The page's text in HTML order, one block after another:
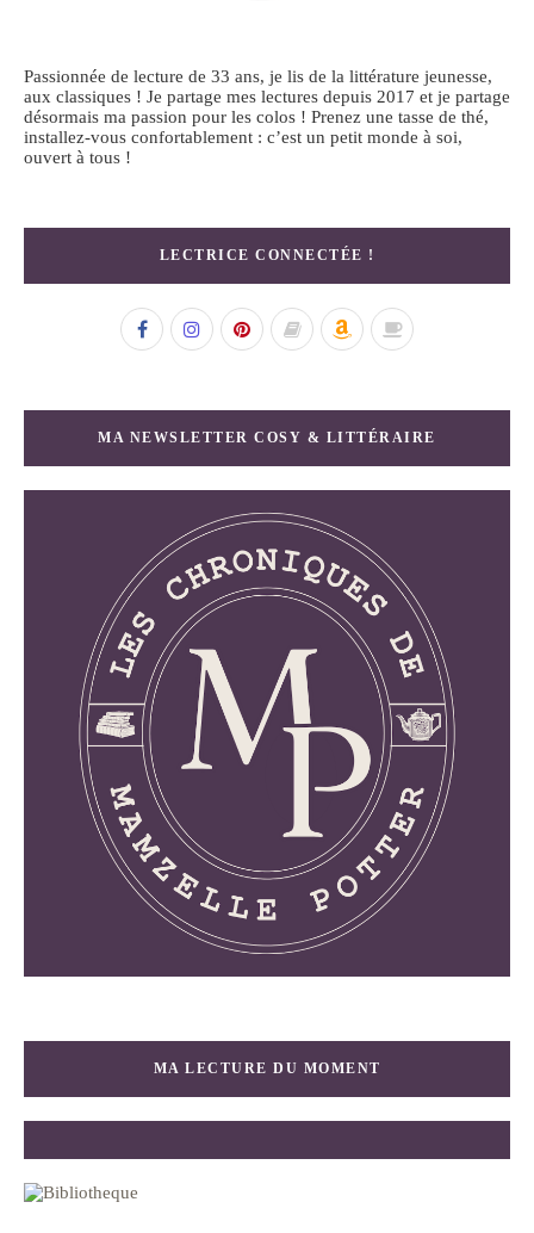
Passionnée de lecture de 33 ans, je lis de la littérature jeunesse,
aux classiques ! Je partage mes lectures depuis 2017 et je partage
désormais ma passion pour les colos ! Prenez une tasse de thé,
installez-vous confortablement : c’est un petit monde à soi,
ouvert à tous !
LECTRICE CONNECTÉE !
MA NEWSLETTER COSY & LITTÉRAIRE
MA LECTURE DU MOMENT